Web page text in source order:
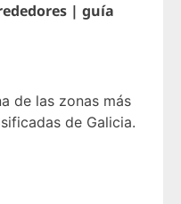
| guía
de las zonas más
de Galicia.